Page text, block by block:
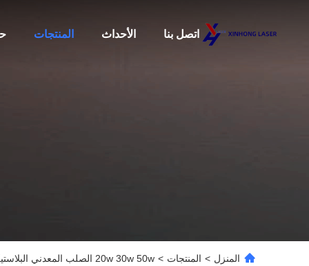
المنتجات الأحداث اتصل بنا
المنزل > المنتجات > 20w 30w 50w الصلب المعدني البلاستيكي Raycus ألياف ليزر آلة العلامة مع الدوار 0.01mm